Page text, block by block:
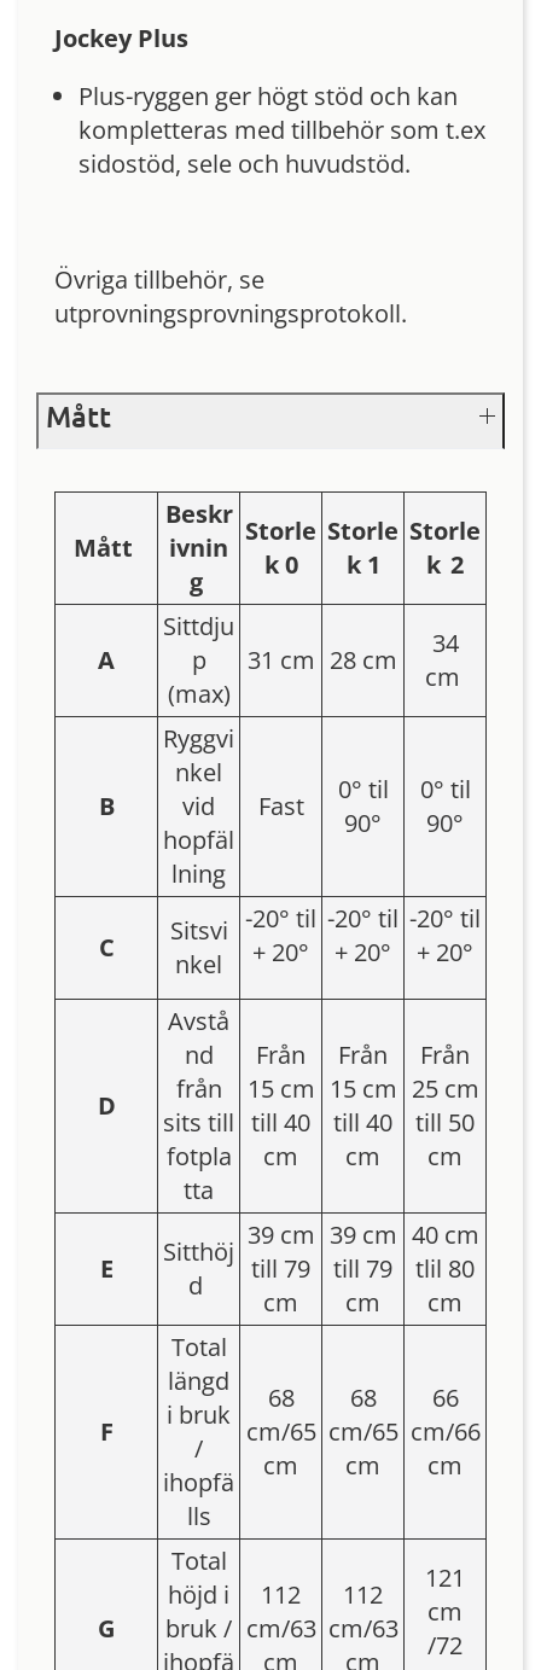
Jockey Plus
Plus-ryggen ger högt stöd och kan
kompletteras med tillbehör som t.ex
sidostöd, sele och huvudstöd.
Övriga tillbehör, se
utprovningsprovningsprotokoll.
Mått
Mått
Beskr
ivnin
g
Storle
k 0
Storle
k 1
Storle
k 2
A
Sittdju
p
(max)
31 cm 28 cm
34
cm
B
Ryggvi
nkel
vid
hopfäl
lning
Fast
0° til
90°
0° til
90°
C
Sitsvi
nkel
-20° til
+ 20°
-20° til
+ 20°
-20° til
+ 20°
D
Avstå
nd
från
sits till
fotpla
tta
Från
15 cm
till 40
cm
Från
15 cm
till 40
cm
Från
25 cm
till 50
cm
E
Sitthöj
d
39 cm
till 79
cm
39 cm
till 79
cm
40 cm
tlil 80
cm
F
Total
längd
i bruk
/
ihopfä
lls
68
cm/65
cm
68
cm/65
cm
66
cm/66
cm
G
Total
höjd i
bruk /
ihopfä
112
cm/63
cm
112
cm/63
cm
121
cm
/72